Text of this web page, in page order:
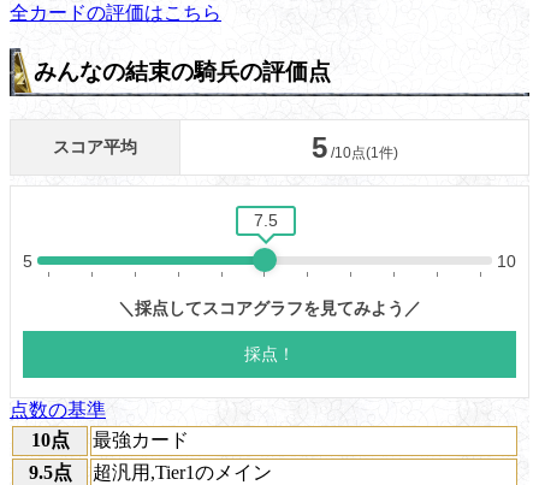
全カードの評価はこちら
みんなの結束の騎兵の評価点
点数の基準
10点
最強カード
9.5点
超汎用,Tier1のメイン